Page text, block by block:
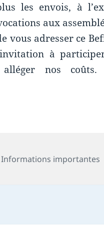
les envois, à
aux
vous adresser ce
à
nos
Catégories
Informations importantes